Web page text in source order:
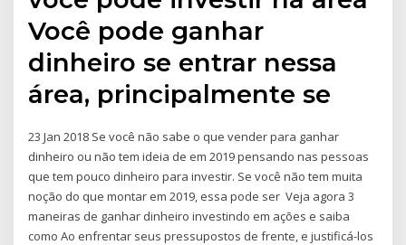
Você pode ganhar
dinheiro se entrar nessa
área, principalmente se
23 Jan 2018 Se você não sabe o que vender para ganhar
dinheiro ou não tem ideia de em 2019 pensando nas pessoas
que tem pouco dinheiro para investir. Se você não tem muita
noção do que montar em 2019, essa pode ser Veja agora 3
maneiras de ganhar dinheiro investindo em ações e saiba
como Ao enfrentar seus pressupostos de frente, e justificá-los